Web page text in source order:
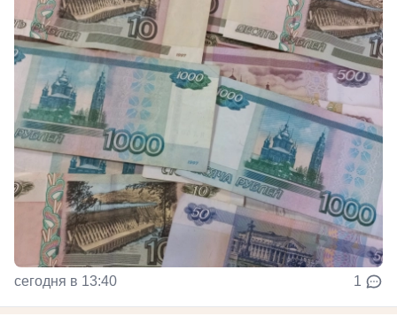
сегодня в 13:40 1